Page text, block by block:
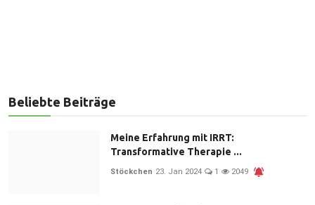
Beliebte Beiträge
Meine Erfahrung mit IRRT:
Transformative Therapie ...
Stöckchen 23. Jan 2024 1 2049